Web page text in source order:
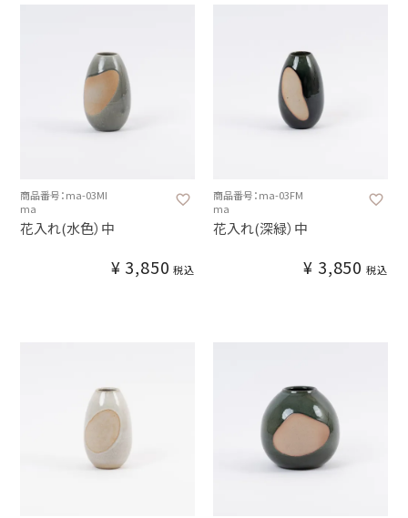
商品番号：ma-03MI
ma
花入れ(水色）中
¥ 3,850 税込
商品番号：ma-03FM
ma
花入れ(深緑）中
¥ 3,850 税込